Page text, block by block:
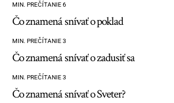
MIN. PREČÍTANIE 6
Čo znamená snívať o poklad
MIN. PREČÍTANIE 3
Čo znamená snívať o zadusiť sa
MIN. PREČÍTANIE 3
Čo znamená snívať o Sveter?